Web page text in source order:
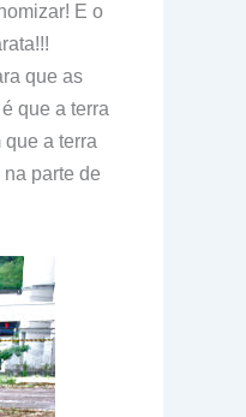
E o
que as
que a terra
a terra
na parte de